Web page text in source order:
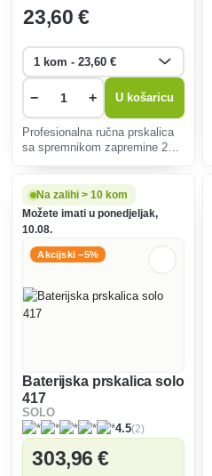
23,60 €
− + U košaricu
Profesionalna ručna prskalica
sa spremnikom zapremine 2
Na zalihi > 10 kom
Možete imati u ponedjeljak,
10.08.
Akcijski −5%
Baterijska prskalica solo
417
SOLO
4.5(2)
303,96 €